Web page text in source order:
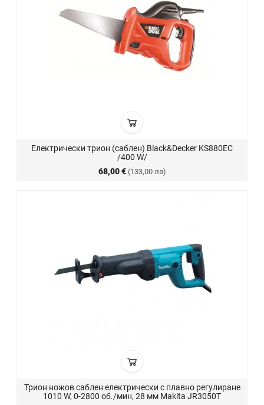
Електрически трион (саблен) Black&Decker KS880EC
/400 W/
68,00 € (133,00 лв)
Трион ножов саблен електрически с плавно регулиране
1010 W, 0-2800 об./мин, 28 мм Makita JR3050T